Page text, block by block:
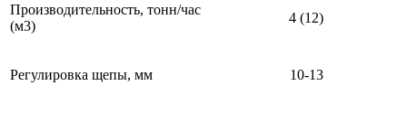
Производительность, тонн/час
(м3)
4 (12)
Регулировка щепы, мм 10-13